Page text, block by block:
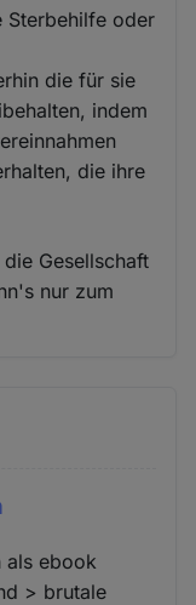
Sterbehilfe oder
die für sie
indem
die ihre
Gesellschaft
nur zum
als ebook
> brutale